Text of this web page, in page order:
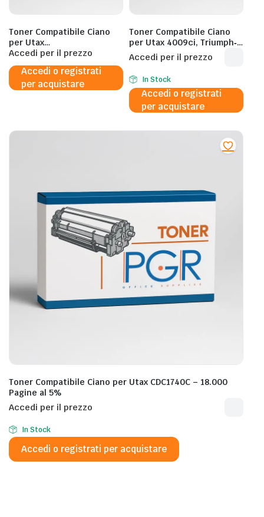
Toner Compatibile Ciano
per Utax
5009ci,6009ci,Triumph‐
Adler 5009ci – CK8543C –
1T0C2GCUT0 – 24.000
Pagine al 5%
Accedi per il prezzo
Accedi o registrati
per acquistare
Toner Compatibile Ciano
per Utax 4009ci, Triumph‐
Adler 4009ci – CK8542C –
1T0C2JCUT0 – 20.000
Pagine al 5%
Accedi per il prezzo
In Stock
Accedi o registrati
per acquistare
Toner Compatibile Ciano per Utax CDC1740C – 18.000
Pagine al 5%
Accedi per il prezzo
In Stock
Accedi o registrati per acquistare